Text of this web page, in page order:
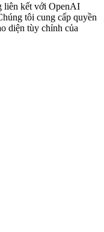
liên kết với OpenAI
tôi cung cấp quyền
diện tùy chỉnh của